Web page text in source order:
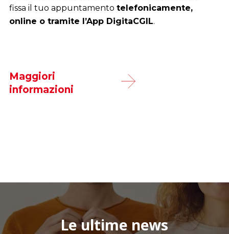
fissa il tuo appuntamento telefonicamente,
online o tramite l’App DigitaCGIL.
Maggiori
informazioni
Le ultime news